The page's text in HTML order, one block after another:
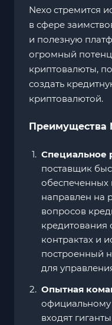
Nexo стремится
в сфере
и полезную
огромный
криптовалюты,
создать
криптовалютой.
Преимущества
Специальное
поставщик
обеспеченных
направлен на
вопросов
кредитования
контрактах и
построенный
для
Опытная
официальному
входят